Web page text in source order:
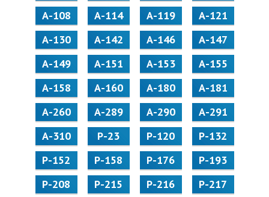
А-108
А-114 А-119
А-121
А-130
А-142 А-146
А-147
А-149
А-151 А-153
А-155
А-158
А-160 А-180
А-181
А-260
А-289 А-290
А-291
А-310
Р-23 Р-120
Р-132
Р-152
Р-158 Р-176
Р-193
Р-208
Р-215 Р-216
Р-217